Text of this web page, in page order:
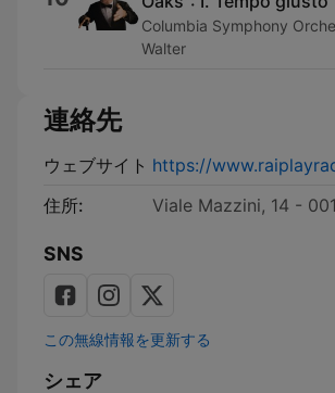
Columbia Symphony
Walter
連絡先
ウェブサイト https://
住所:
Viale Mazzini, 14 -
SNS
この無線情報を更新する
シェア